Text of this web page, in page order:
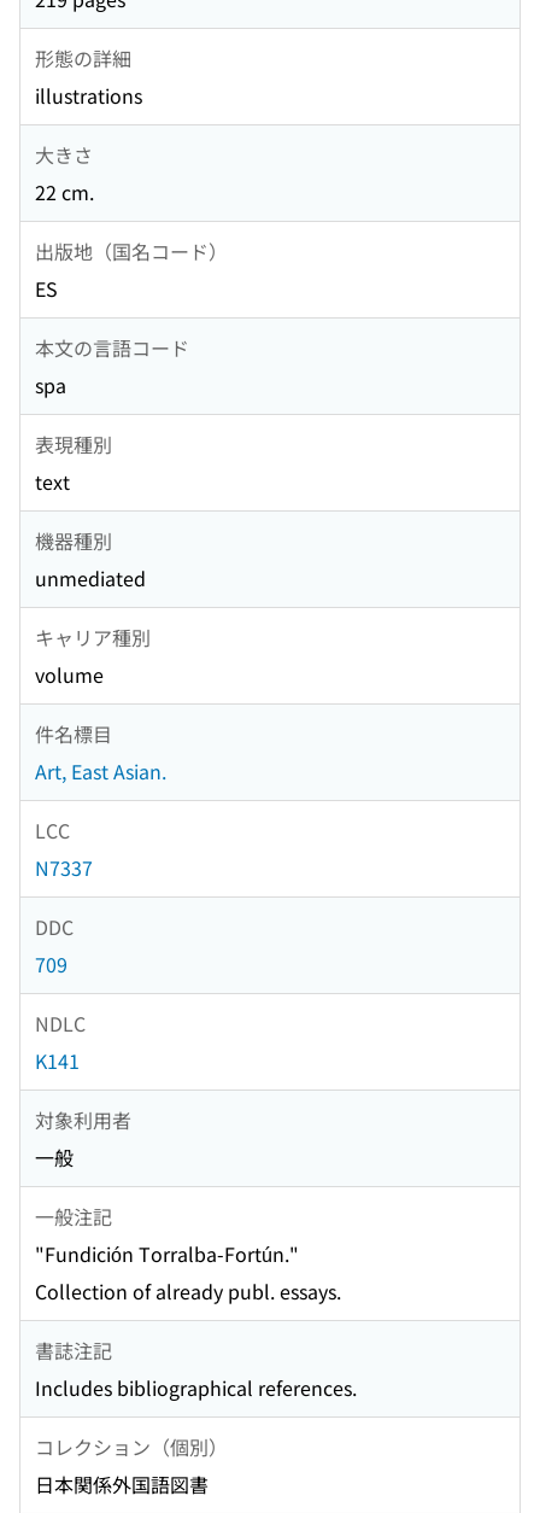
形態の詳細
illustrations
大きさ
22 cm.
出版地（国名コード）
ES
本文の言語コード
spa
表現種別
text
機器種別
unmediated
キャリア種別
volume
件名標目
Art, East Asian.
LCC
N7337
DDC
709
NDLC
K141
対象利用者
一般
一般注記
"Fundición Torralba-Fortún."
Collection of already publ. essays.
書誌注記
Includes bibliographical references.
コレクション（個別）
日本関係外国語図書